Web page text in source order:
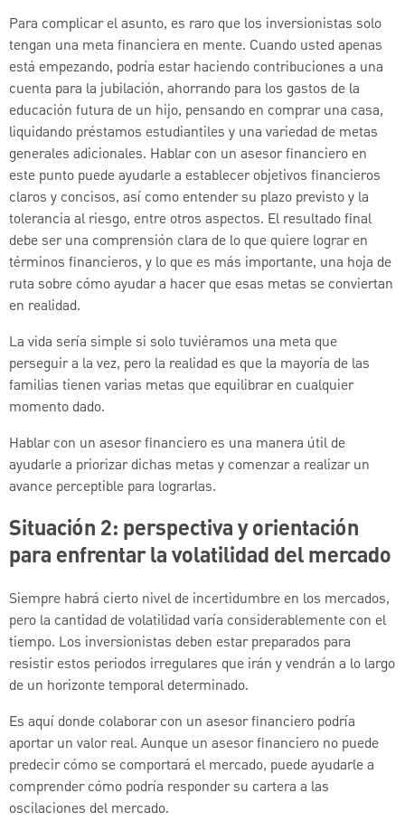
Para complicar el asunto, es raro que los inversionistas solo
tengan una meta financiera en mente. Cuando usted apenas
está empezando, podría estar haciendo contribuciones a una
cuenta para la jubilación, ahorrando para los gastos de la
educación futura de un hijo, pensando en comprar una casa,
liquidando préstamos estudiantiles y una variedad de metas
generales adicionales. Hablar con un asesor financiero en
este punto puede ayudarle a establecer objetivos financieros
claros y concisos, así como entender su plazo previsto y la
tolerancia al riesgo, entre otros aspectos. El resultado final
debe ser una comprensión clara de lo que quiere lograr en
términos financieros, y lo que es más importante, una hoja de
ruta sobre cómo ayudar a hacer que esas metas se conviertan
en realidad.
La vida sería simple si solo tuviéramos una meta que
perseguir a la vez, pero la realidad es que la mayoría de las
familias tienen varias metas que equilibrar en cualquier
momento dado.
Hablar con un asesor financiero es una manera útil de
ayudarle a priorizar dichas metas y comenzar a realizar un
avance perceptible para lograrlas.
Situación 2: perspectiva y orientación
para enfrentar la volatilidad del mercado
Siempre habrá cierto nivel de incertidumbre en los mercados,
pero la cantidad de volatilidad varía considerablemente con el
tiempo. Los inversionistas deben estar preparados para
resistir estos periodos irregulares que irán y vendrán a lo largo
de un horizonte temporal determinado.
Es aquí donde colaborar con un asesor financiero podría
aportar un valor real. Aunque un asesor financiero no puede
predecir cómo se comportará el mercado, puede ayudarle a
comprender cómo podría responder su cartera a las
oscilaciones del mercado.